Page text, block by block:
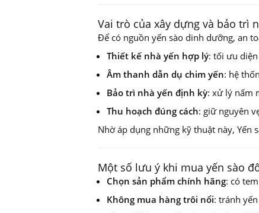
Vai trò của xây dựng và bảo trì
Để có nguồn yến sào dinh dưỡng, an
Thiết kế nhà yến hợp lý: tối ưu
Âm thanh dẫn dụ chim yến: hệ
Bảo trì nhà yến định kỳ: xử lý nấm
Thu hoạch đúng cách: giữ nguyên
Nhờ áp dụng những kỹ thuật này, Yến
Một số lưu ý khi mua yến sào
Chọn sản phẩm chính hãng: có
Không mua hàng trôi nổi: tránh